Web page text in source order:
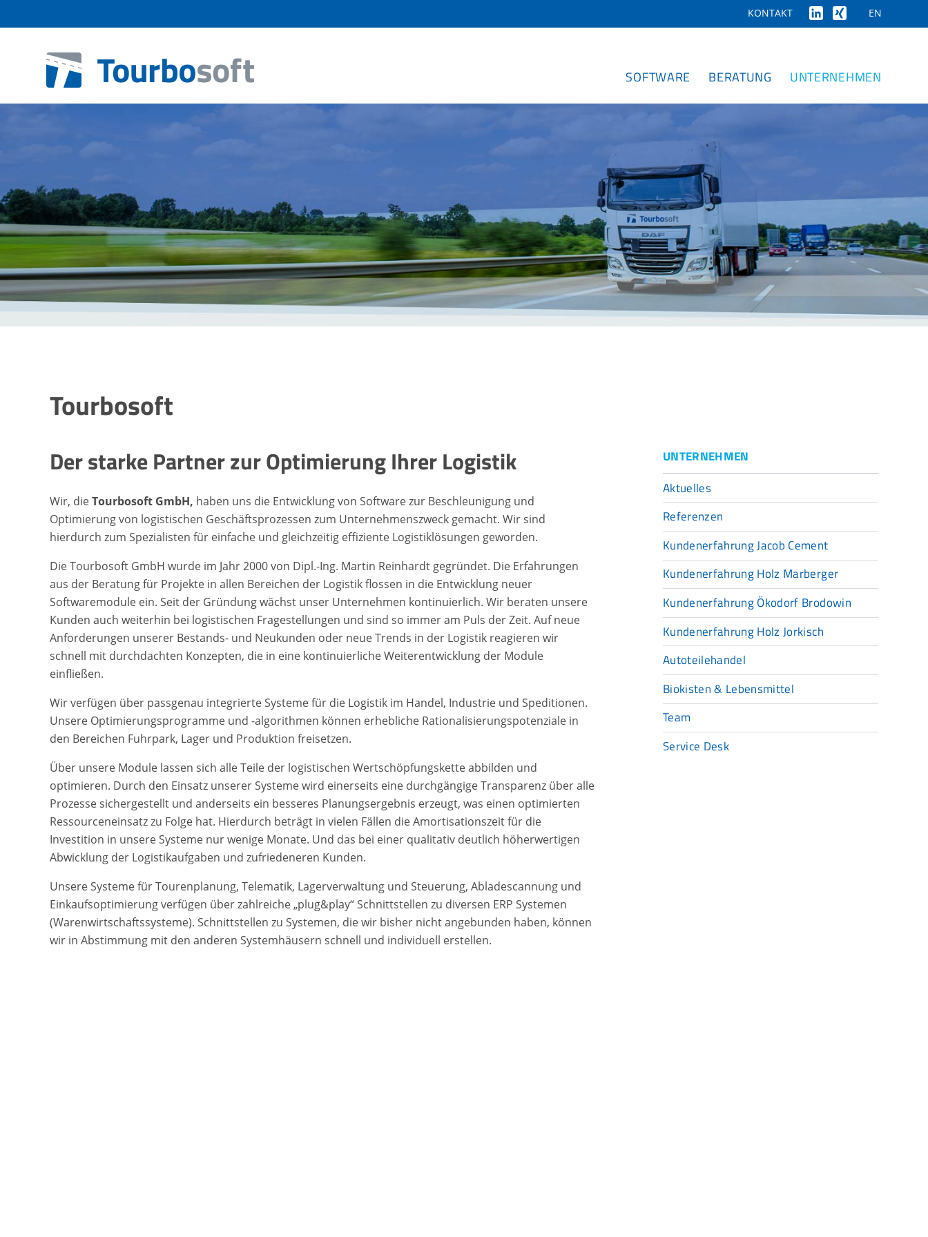
EN
KONTAKT
SOFTWARE BERATUNG UNTERNEHMEN
Tourbosoft
Der starke Partner zur OptimierungIhrer Logistik
Wir, dieTourbosoft GmbH, haben uns die Entwicklung von Software zur Beschleunigung und
Optimierung von logistischen Geschäftsprozessen zum Unternehmenszweck gemacht. Wir sind
hierdurch zum Spezialisten für einfache und gleichzeitig effiziente Logistiklösungen geworden.
Die Tourbosoft GmbH wurde im Jahr 2000 von Dipl.-Ing. Martin Reinhardt gegründet. Die Erfahrungen
aus der Beratung für Projekte in allen Bereichen der Logistik flossen in die Entwicklung neuer
Softwaremodule ein. Seit der Gründung wächst unser Unternehmen kontinuierlich. Wir beraten unsere
Kunden auch weiterhin bei logistischen Fragestellungen und sind so immer am Puls der Zeit. Auf neue
Anforderungen unserer Bestands- und Neukunden oder neue Trends in der Logistik reagieren wir
schnell mit durchdachten Konzepten, die in eine kontinuierliche Weiterentwicklung der Module
einfließen.
Wir verfügen über passgenau integrierte Systeme für die Logistik im Handel, Industrie und Speditionen.
Unsere Optimierungsprogramme und -algorithmen können erhebliche Rationalisierungspotenziale in
den Bereichen Fuhrpark, Lager und Produktion freisetzen.
Über unsere Module lassen sich alle Teile der logistischen Wertschöpfungskette abbilden und
optimieren. Durch den Einsatz unserer Systeme wird einerseits eine durchgängige Transparenz über alle
Prozesse sichergestellt und anderseits ein besseres Planungsergebnis erzeugt, was einen optimierten
Ressourceneinsatz zu Folge hat. Hierdurch beträgt in vielen Fällen die Amortisationszeit für die
Investition in unsere Systeme nur wenige Monate. Und das bei einer qualitativ deutlich höherwertigen
Abwicklung der Logistikaufgaben und zufriedeneren Kunden.
Unsere Systeme für Tourenplanung, Telematik, Lagerverwaltung und Steuerung, Abladescannung und
Einkaufsoptimierung verfügen über zahlreiche „plug&play“ Schnittstellen zu diversen ERP Systemen
(Warenwirtschaftssysteme). Schnittstellen zu Systemen, die wir bisher nicht angebunden haben, können
wir in Abstimmung mit den anderen Systemhäusern schnell und individuell erstellen.
UNTERNEHMEN
Aktuelles
Referenzen
Kundenerfahrung Jacob Cement
Kundenerfahrung Holz Marberger
Kundenerfahrung Ökodorf Brodowin
Kundenerfahrung Holz Jorkisch
Autoteilehandel
Biokisten & Lebensmittel
Team
Service Desk